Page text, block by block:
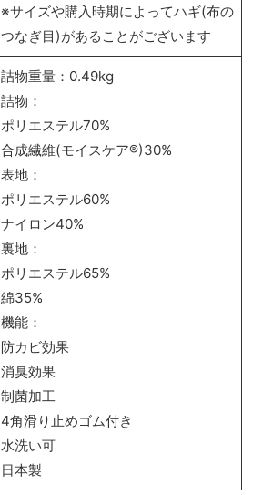
※サイズや購入時期によってハギ(布の
つなぎ目)があることがございます
詰物重量：0.49kg
詰物：
ポリエステル70%
合成繊維(モイスケア®)30%
表地：
ポリエステル60%
ナイロン40%
裏地：
ポリエステル65%
綿35%
機能：
防カビ効果
消臭効果
制菌加工
4角滑り止めゴム付き
水洗い可
日本製